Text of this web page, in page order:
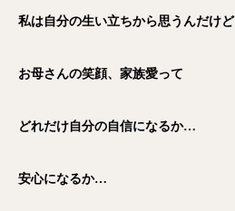
私は自分の生い立ちから思うんだけど
お母さんの笑顔、家族愛って
どれだけ自分の自信になるか…
安心になるか…